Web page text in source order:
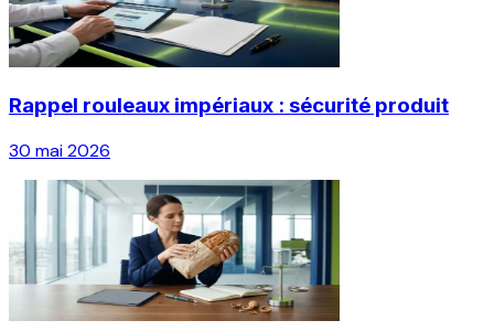
Rappel rouleaux impériaux : sécurité produit
30 mai 2026